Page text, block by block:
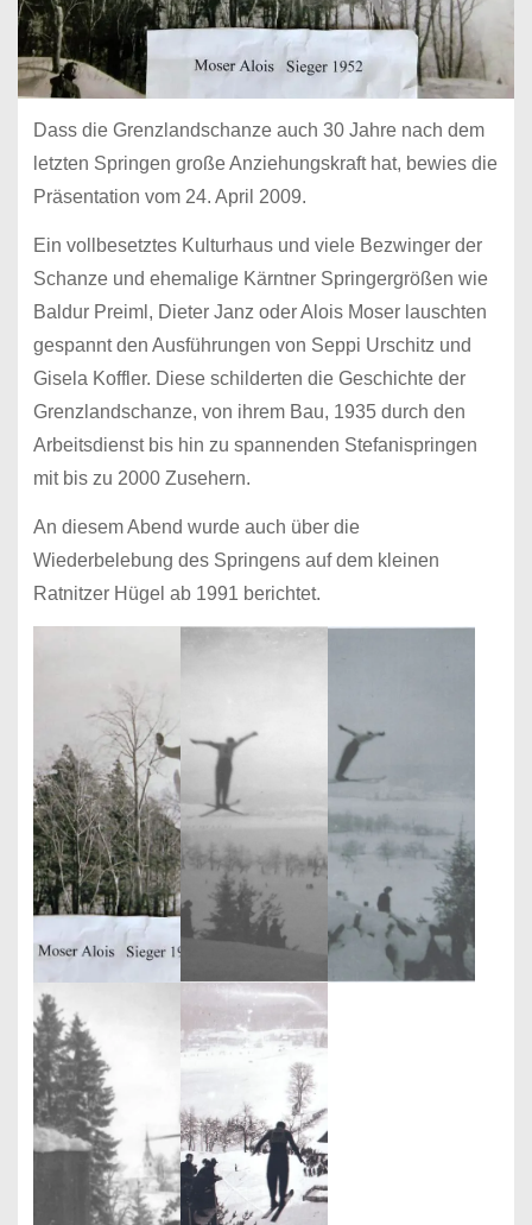
Dass die Grenzlandschanze auch 30 Jahre nach dem
letzten Springen große Anziehungskraft hat, bewies die
Präsentation vom 24. April 2009.
Ein vollbesetztes Kulturhaus und viele Bezwinger der
Schanze und ehemalige Kärntner Springergrößen wie
Baldur Preiml, Dieter Janz oder Alois Moser lauschten
gespannt den Ausführungen von Seppi Urschitz und
Gisela Koffler. Diese schilderten die Geschichte der
Grenzlandschanze, von ihrem Bau, 1935 durch den
Arbeitsdienst bis hin zu spannenden Stefanispringen
mit bis zu 2000 Zusehern.
An diesem Abend wurde auch über die
Wiederbelebung des Springens auf dem kleinen
Ratnitzer Hügel ab 1991 berichtet.